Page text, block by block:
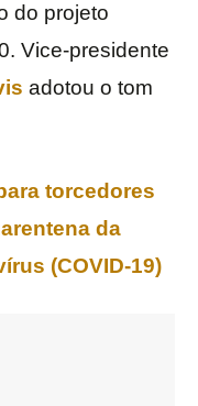
do projeto
Vice-presidente
adotou o tom